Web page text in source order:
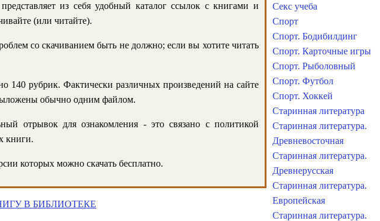
из себя удобный каталог ссылок с книгами и
(или читайте).
со скачиванием быть не должно; если вы хотите читать
140 рубрик. Фактически различных произведений на сайте
выложены обычно одним файлом.
отрывок для ознакомления - это связано с политикой
книги.
которых можно скачать бесплатно.
В БИБЛИОТЕКЕ
Секс учеба
Спорт
Спорт. Бодибилдинг
Спорт. Карточные игры
Спорт. Рыболовный
Спорт. Футбол
Спорт. Хоккей
Старинная литература
Старинная литература.
Древневосточная
Старинная литература.
Древнерусская
Старинная литература.
Европейская
Старинная литература.